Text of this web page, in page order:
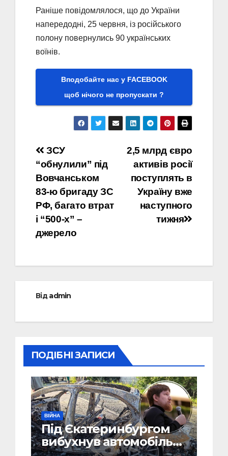
Раніше повідомлялося, що до України
напередодні, 25 червня, із російського
полону повернулись 90 українських
воїнів.
Вподобайте нас у FACEBOOK
щоб нічого не пропускати ?
Навігація
записів
2,5 млрд євро
активів росії
поступлять в
Україну вже
наступного
тижня
ЗСУ
“обнулили” під
Вовчанськом
83-ю бригаду ЗС
РФ, багато втрат
і “500-х” –
джерело
Відadmin
ПОДІБНІ ЗАПИСИ
ВІЙНА
Під Єкатеринбургом
вибухнув автомобіль